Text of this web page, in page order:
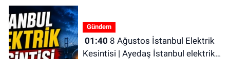
Gündem
01:40
Kesintisi | Ayedaş İstanbul elektrik